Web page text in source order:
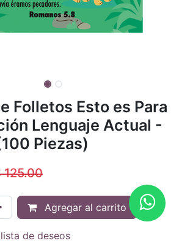
Folletos Esto es Para
Lenguaje Actual -
Piezas)
125.00
Agregar al carrito
de deseos